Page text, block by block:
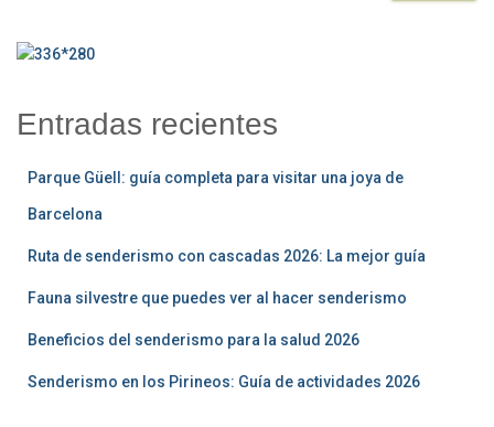
Entradas recientes
Parque Güell: guía completa para visitar una joya de
Barcelona
Ruta de senderismo con cascadas 2026: La mejor guía
Fauna silvestre que puedes ver al hacer senderismo
Beneficios del senderismo para la salud 2026
Senderismo en los Pirineos: Guía de actividades 2026